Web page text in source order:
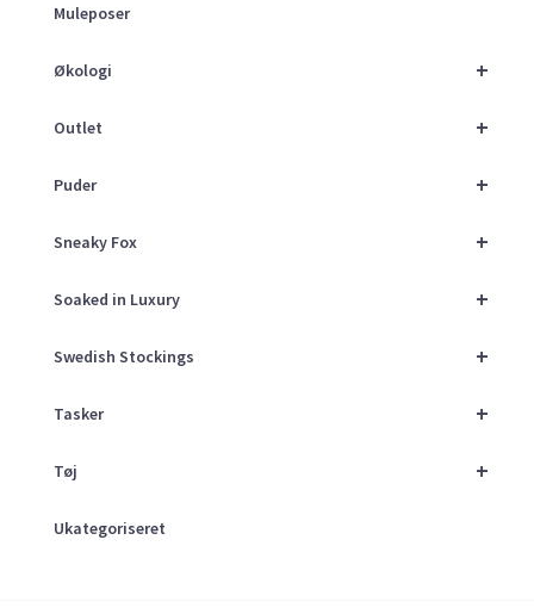
Muleposer
+
Økologi
+
Outlet
+
Puder
+
Sneaky Fox
+
Soaked in Luxury
+
Swedish Stockings
+
Tasker
+
Tøj
Ukategoriseret